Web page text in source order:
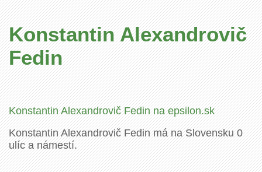
Konstantin Alexandrovič
Fedin
Konstantin Alexandrovič Fedin na epsilon.sk
Konstantin Alexandrovič Fedin má na Slovensku 0
ulíc a námestí.